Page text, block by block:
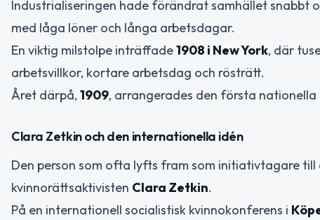
Industrialiseringen hade förändrat samhället snabbt
med låga löner och långa arbetsdagar.
En viktig milstolpe inträffade1908 i New York, där
arbetsvillkor, kortare arbetsdag och rösträtt.
Året därpå, 1909, arrangerades den första
Clara Zetkin och den internationella idén
Den person som ofta lyfts fram som initiativtagare
kvinnorättsaktivisten Clara Zetkin.
På en internationell socialistisk kvinnokonferens i